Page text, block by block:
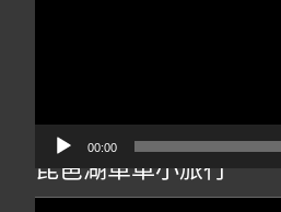
00:00
琵琶湖單車小旅行